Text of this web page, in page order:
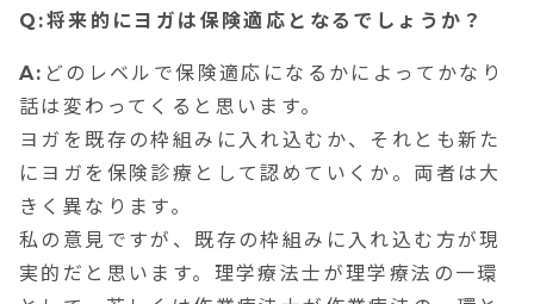
Q:将来的にヨガは保険適応となるでしょうか？
A: どのレベルで保険適応になるかによってかなり
話は変わってくると思います。
ヨガを既存の枠組みに入れ込むか、それとも新た
にヨガを保険診療として認めていくか。両者は大
きく異なります。
私の意見ですが、既存の枠組みに入れ込む方が現
実的だと思います。理学療法士が理学療法の一環